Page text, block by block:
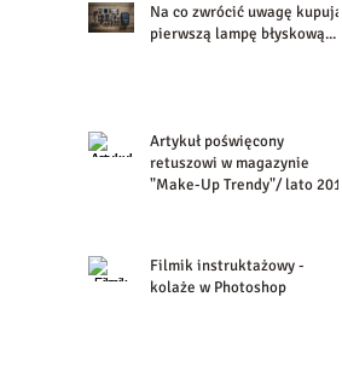
Na co zwrócić uwagę kupując
pierwszą lampę błyskową...
Artykuł poświęcony
retuszowi w magazynie
"Make-Up Trendy"/ lato 2016
Filmik instruktażowy -
kolaże w Photoshop